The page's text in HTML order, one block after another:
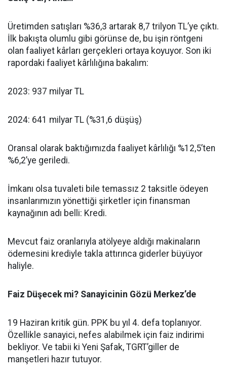
Üretimden satışları %36,3 artarak 8,7 trilyon TL’ye çıktı.
İlk bakışta olumlu gibi görünse de, bu işin röntgeni
olan faaliyet kârları gerçekleri ortaya koyuyor. Son iki
rapordaki faaliyet kârlılığına bakalım:
2023: 937 milyar TL
2024: 641 milyar TL (%31,6 düşüş)
Oransal olarak baktığımızda faaliyet kârlılığı %12,5’ten
%6,2’ye geriledi.
İmkanı olsa tuvaleti bile temassız 2 taksitle ödeyen
insanlarımızın yönettiği şirketler için finansman
kaynağının adı belli: Kredi.
Mevcut faiz oranlarıyla atölyeye aldığı makinaların
ödemesini krediyle takla attırınca giderler büyüyor
haliyle.
Faiz Düşecek mi? Sanayicinin Gözü Merkez’de
19 Haziran kritik gün. PPK bu yıl 4. defa toplanıyor.
Özellikle sanayici, nefes alabilmek için faiz indirimi
bekliyor. Ve tabii ki Yeni Şafak, TGRT’giller de
manşetleri hazır tutuyor.